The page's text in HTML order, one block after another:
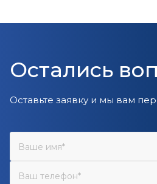
Остались
Оставьте заявку и мы вам